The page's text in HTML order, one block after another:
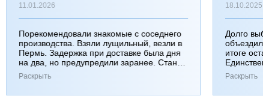
11.01.2026
Порекомендовали знакомые с соседнего
производства. Взяли лущильный, везли в
Пермь. Задержка при доставке была дня
на два, но предупредили заранее. Станок
работает хорошо, к качеству вопросов нет.
Раскрыть
18.10.2025
Долго
итоге
Раскрыть